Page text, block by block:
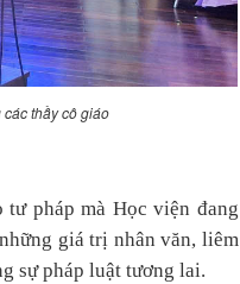
thầy cô giáo
pháp mà Học viện đang
giá trị nhân văn, liêm
sự pháp luật tương lai.